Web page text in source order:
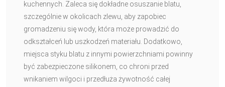
kuchennych. Zaleca się dokładne osuszanie blatu,
szczególnie w okolicach zlewu, aby zapobiec
gromadzeniu się wody, która może prowadzić do
odkształceń lub uszkodzeń materiału. Dodatkowo,
miejsca styku blatu z innymi powierzchniami powinny
być zabezpieczone silikonem, co chroni przed
wnikaniem wilgoci i przedłuża żywotność całej